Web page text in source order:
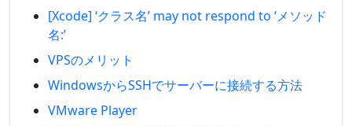
[Xcode] ‘クラス名’ may not respond to ‘メソッド
名:’
VPSのメリット
WindowsからSSHでサーバーに接続する方法
VMware Player